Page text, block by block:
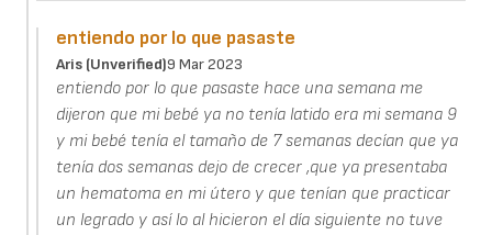
entiendo por lo que pasaste
Aris (unverified)9 Mar 2023
entiendo por lo que pasaste hace una semana me
dijeron que mi bebé ya no tenía latido era mi semana 9
y mi bebé tenía el tamaño de 7 semanas decían que ya
tenía dos semanas dejo de crecer ,que ya presentaba
un hematoma en mi útero y que tenían que practicar
un legrado y así lo al hicieron el día siguiente no tuve